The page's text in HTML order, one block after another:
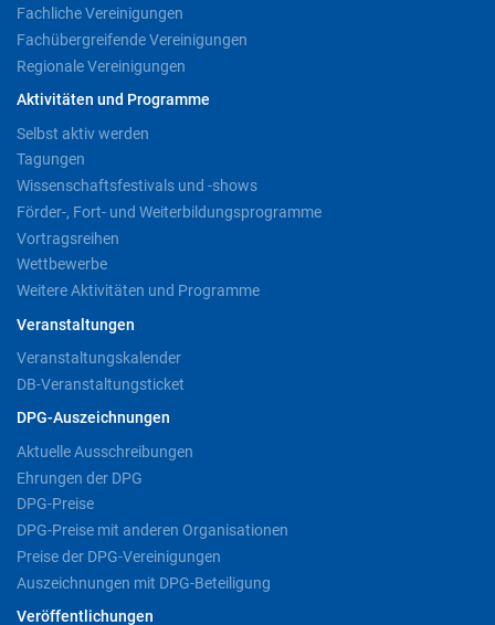
Fachliche Vereinigungen
Fachübergreifende Vereinigungen
Regionale Vereinigungen
Aktivitäten und Programme
Selbst aktiv werden
Tagungen
Wissenschaftsfestivals und -shows
Förder-, Fort- und Weiterbildungsprogramme
Vortragsreihen
Wettbewerbe
Weitere Aktivitäten und Programme
Veranstaltungen
Veranstaltungskalender
DB-Veranstaltungsticket
DPG-Auszeichnungen
Aktuelle Ausschreibungen
Ehrungen der DPG
DPG-Preise
DPG-Preise mit anderen Organisationen
Preise der DPG-Vereinigungen
Auszeichnungen mit DPG-Beteiligung
Veröffentlichungen